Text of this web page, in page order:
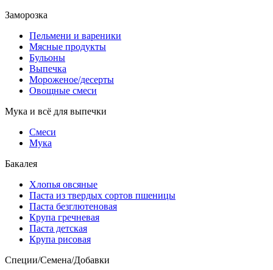
Заморозка
Пельмени и вареники
Мясные продукты
Бульоны
Выпечка
Мороженое/десерты
Овощные смеси
Мука и всё для выпечки
Смеси
Мука
Бакалея
Хлопья овсяные
Паста из твердых сортов пшеницы
Паста безглютеновая
Крупа гречневая
Паста детская
Крупа рисовая
Специи/Семена/Добавки